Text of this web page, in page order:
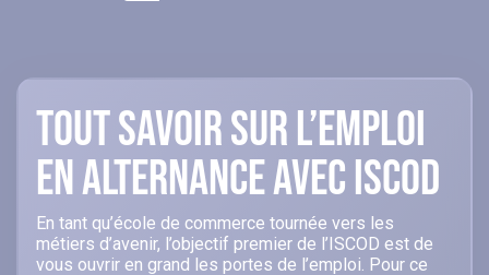
Tout savoir sur l’emploi
en alternance avec ISCOD
En tant qu’école de commerce tournée vers les
métiers d’avenir, l’objectif premier de l’ISCOD est de
vous ouvrir en grand les portes de l’emploi. Pour ce